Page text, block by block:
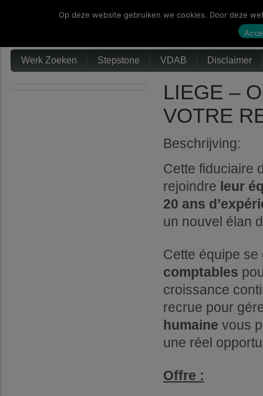
Werk Zoeken Stepstone VDAB Disclaimer
LIEGE –
VOTRE
Beschrijving:
Cette fiduciaire
rejoindre leur
20 ans
un nouvel élan
Cette équipe
comptables
croissance
recrue pour
humaine vous
une réel
Offre :
Op deze website gebruiken we cookies. Door deze